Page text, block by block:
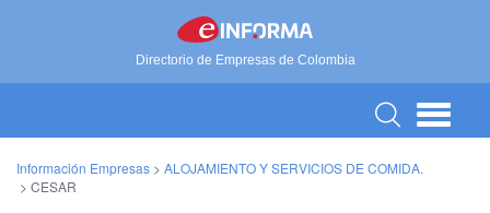
Directorio de Empresas de Colombia
Información Empresas > ALOJAMIENTO Y SERVICIOS DE COMIDA.
> CESAR